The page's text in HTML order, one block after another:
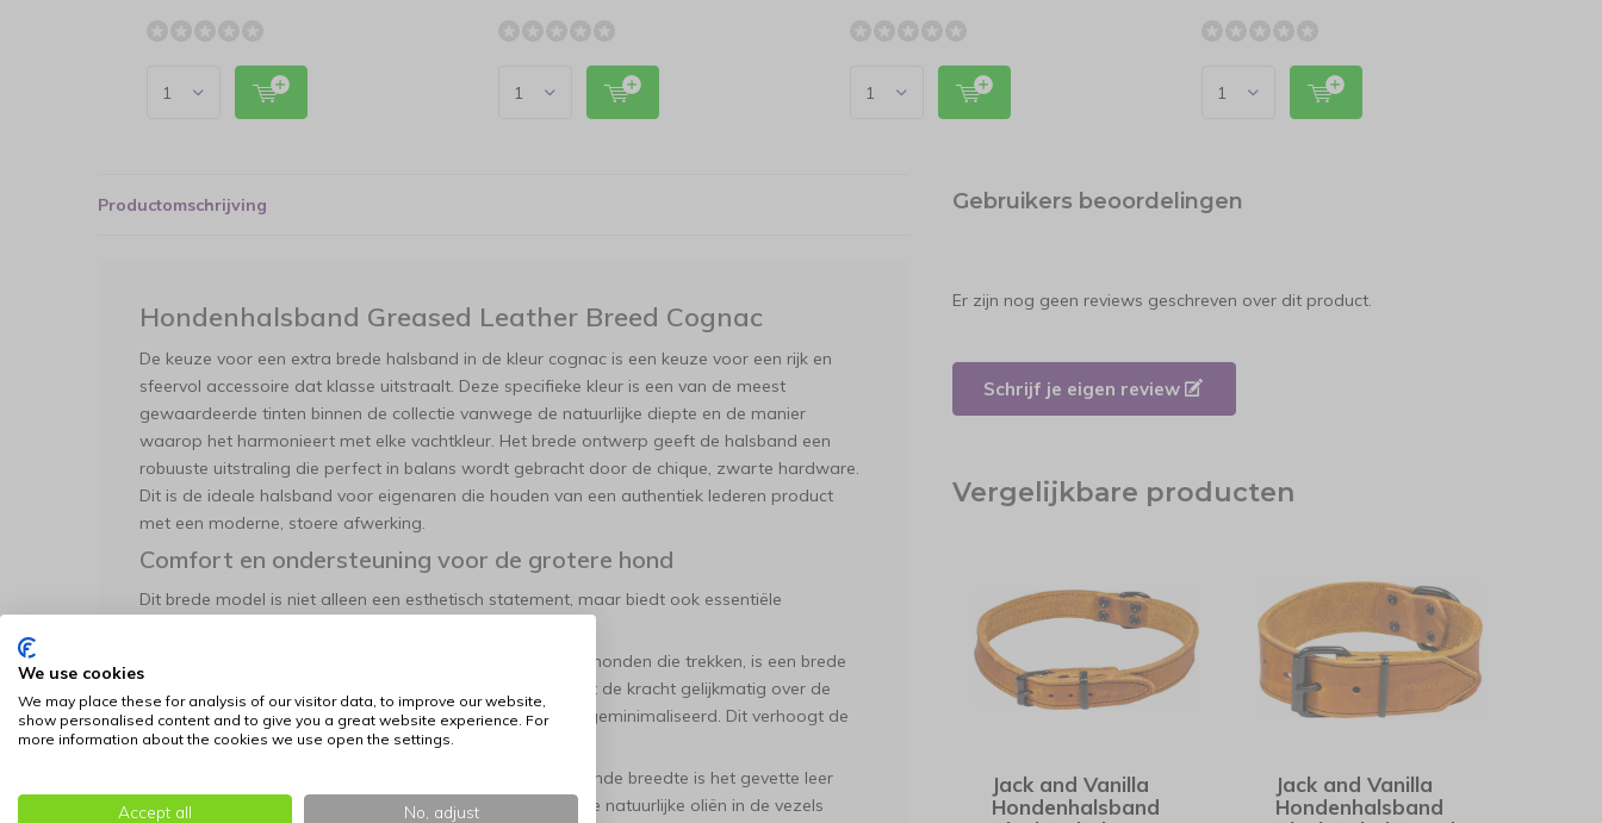
Productomschrijving
Hondenhalsband Greased Leather Breed Cognac
De keuze voor een extra brede halsband in de kleur cognac is een keuze voor een rijk en
sfeervol accessoire dat klasse uitstraalt. Deze specifieke kleur is een van de meest
gewaardeerde tinten binnen de collectie vanwege de natuurlijke diepte en de manier
waarop het harmonieert met elke vachtkleur. Het brede ontwerp geeft de halsband een
robuuste uitstraling die perfect in balans wordt gebracht door de chique, zwarte hardware.
Dit is de ideale halsband voor eigenaren die houden van een authentiek lederen product
met een moderne, stoere afwerking.
Comfort en ondersteuning voor de grotere hond
Dit brede model is niet alleen een esthetisch statement, maar biedt ook essentiële
Voor grotere rassen of honden die trekken, is een brede
band een noodzaak. Het grotere oppervlak verdeelt de kracht gelijkmatig over de
hals, waardoor de belasting op de luchtpijp wordt geminimaliseerd. Dit verhoogt de
veiligheid en het comfort tijdens elke wandeling.
Ondanks de indrukwekkende breedte is het gevette leer
vanaf het eerste moment uitzonderlijk buigzaam. De natuurlijke oliën in de vezels
Gebruikers beoordelingen
Er zijn nog geen reviews geschreven over dit product.
Schrijf je eigen review
Vergelijkbare producten
Jack and Vanilla
Hondenhalsband
Jack and Vanilla
Hondenhalsband
We use cookies
We may place these for analysis of our visitor data, to improve our website,
show personalised content and to give you a great website experience. For
more information about the cookies we use open the settings.
Accept all No, adjust